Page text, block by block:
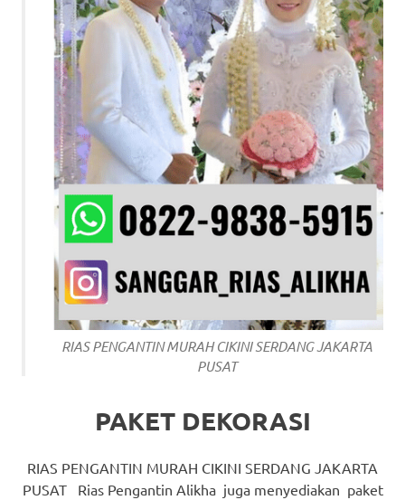
RIAS PENGANTIN MURAH CIKINI SERDANG JAKARTA
PUSAT
PAKET DEKORASI
RIAS PENGANTIN MURAH CIKINI SERDANG JAKARTA
PUSAT Rias Pengantin Alikha juga menyediakan paket